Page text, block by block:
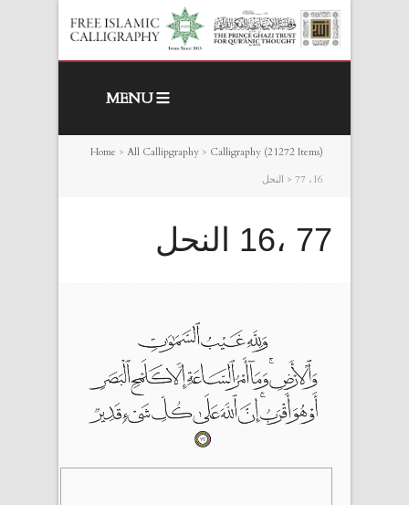
MENU
Home > All Callipgraphy > Calligraphy (21272 Items)
> 77 ،16 النحل
77 ،16 النحل